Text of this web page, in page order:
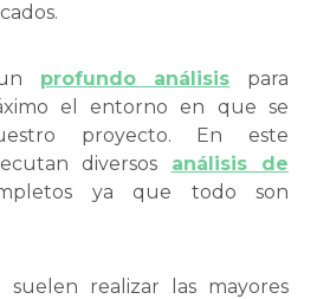
profundo análisis para
el entorno en que se
proyecto. En este
diversos análisis de
ya que todo son
suelen realizar las mayores